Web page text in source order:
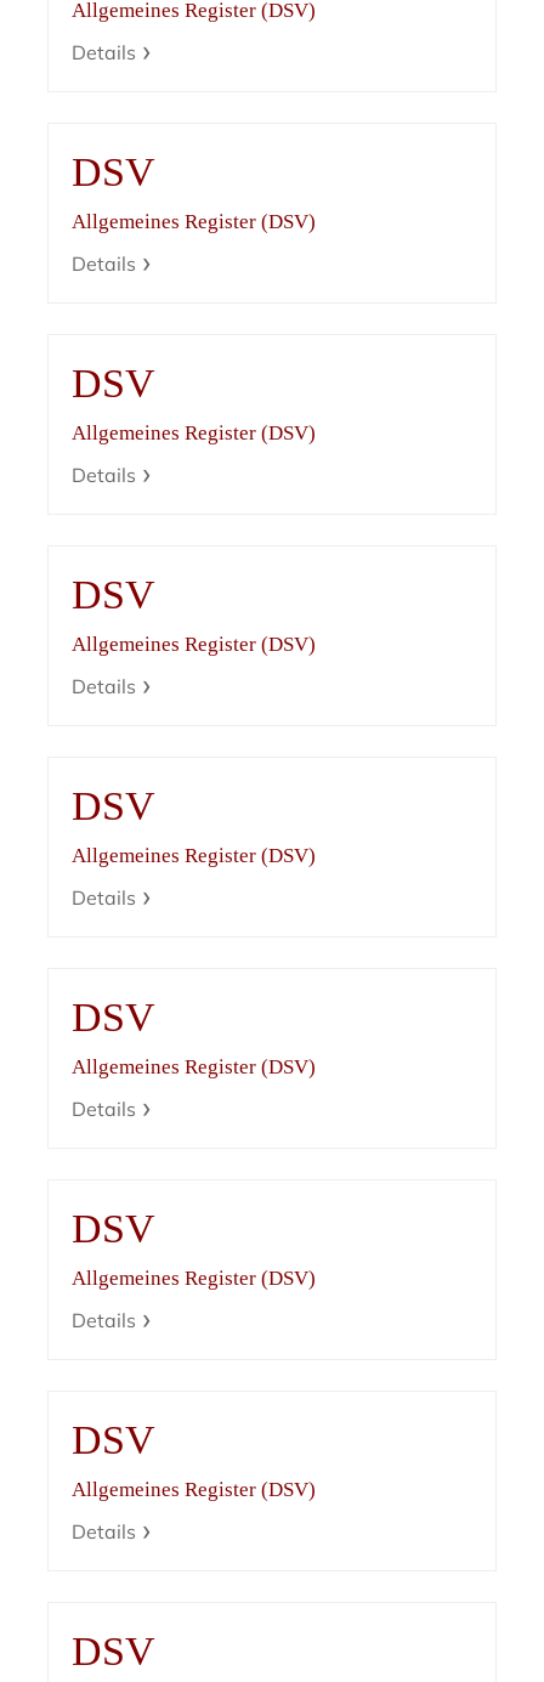
Allgemeines Register (DSV)
Details
DSV
Allgemeines Register (DSV)
Details
DSV
Allgemeines Register (DSV)
Details
DSV
Allgemeines Register (DSV)
Details
DSV
Allgemeines Register (DSV)
Details
DSV
Allgemeines Register (DSV)
Details
DSV
Allgemeines Register (DSV)
Details
DSV
Allgemeines Register (DSV)
Details
DSV